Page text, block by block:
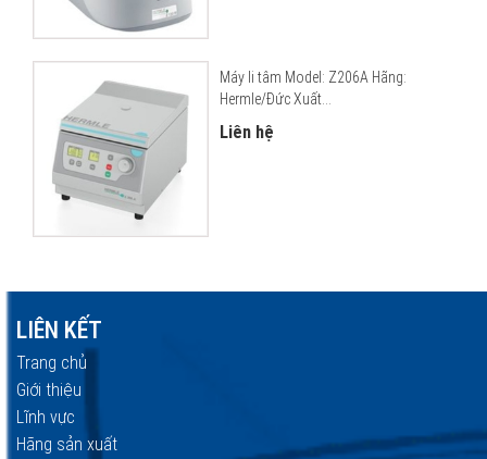
Máy li tâm Model: Z206A Hãng:
Hermle/Đức Xuất...
Liên hệ
LIÊN KẾT
Trang chủ
Giới thiệu
Lĩnh vực
Hãng sản xuất